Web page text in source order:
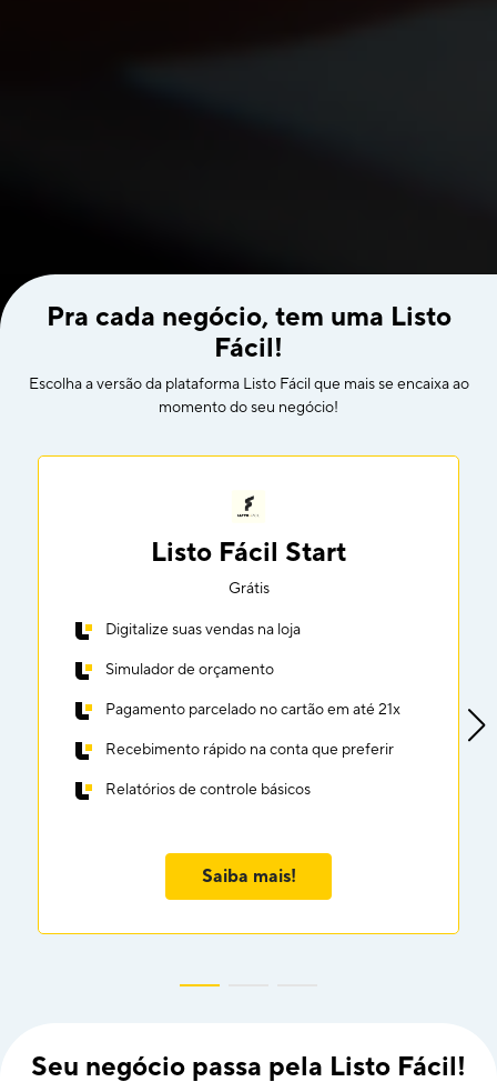
Pra cada negócio, tem uma Listo
Fácil!
Escolha a versão da plataforma Listo Fácil que mais se encaixa ao
momento do seu negócio!
Listo Fácil Start
Grátis
Digitalize suas vendas na loja
Simulador de orçamento
Pagamento parcelado no cartão em até 21x
Recebimento rápido na conta que preferir
Relatórios de controle básicos
Saiba mais!
Seu negócio passa pela Listo Fácil!